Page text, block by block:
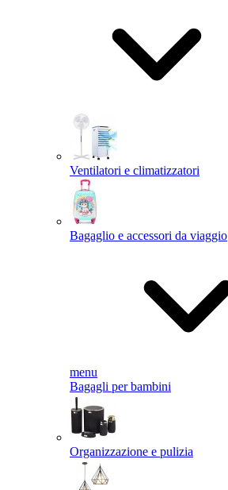
Ventilatori e climatizzatori
Bagaglio e accessori da viaggio
menu
Bagagli per bambini
Organizzazione e pulizia